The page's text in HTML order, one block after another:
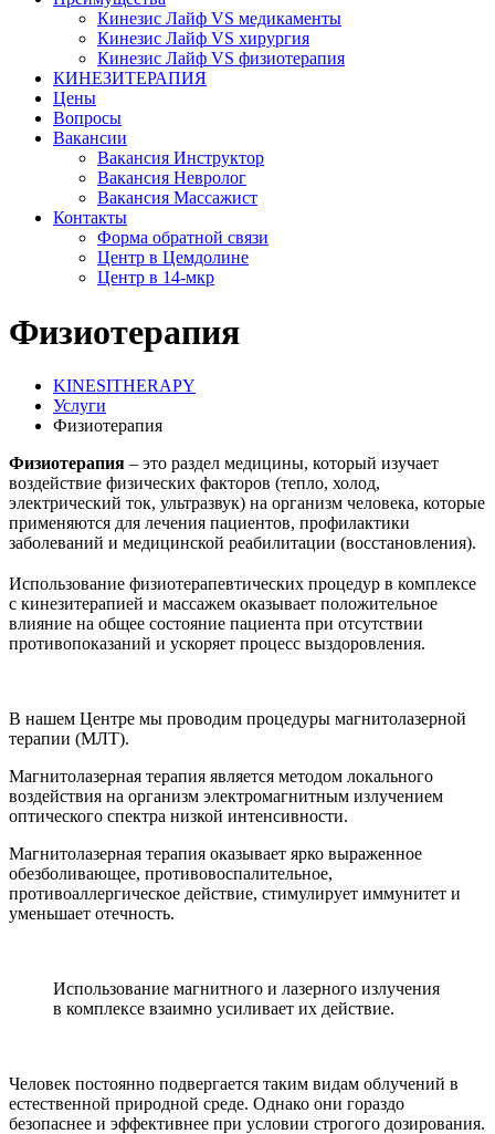
Кинезис Лайф VS медикаменты
Кинезис Лайф VS хирургия
Кинезис Лайф VS физиотерапия
КИНЕЗИТЕРАПИЯ
Цены
Вопросы
Вакансии
Вакансия Инструктор
Вакансия Невролог
Вакансия Массажист
Контакты
Форма обратной связи
Центр в Цемдолине
Центр в 14-мкр
Физиотерапия
KINESITHERAPY
Услуги
Физиотерапия
Физиотерапия – это раздел медицины, который изучает
воздействие физических факторов (тепло, холод,
электрический ток, ультразвук) на организм человека, которые
применяются для лечения пациентов, профилактики
заболеваний и медицинской реабилитации (восстановления).
Использование физиотерапевтических процедур в комплексе
с кинезитерапией и массажем оказывает положительное
влияние на общее состояние пациента при отсутствии
противопоказаний и ускоряет процесс выздоровления.
В нашем Центре мы проводим процедуры магнитолазерной
терапии (МЛТ).
Магнитолазерная терапия является методом локального
воздействия на организм электромагнитным излучением
оптического спектра низкой интенсивности.
Магнитолазерная терапия оказывает ярко выраженное
обезболивающее, противовоспалительное,
противоаллергическое действие, стимулирует иммунитет и
уменьшает отечность.
Использование магнитного и лазерного излучения
в комплексе взаимно усиливает их действие.
Человек постоянно подвергается таким видам облучений в
естественной природной среде. Однако они гораздо
безопаснее и эффективнее при условии строгого дозирования.